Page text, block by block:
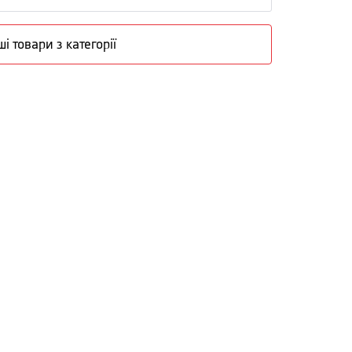
товари з категорії